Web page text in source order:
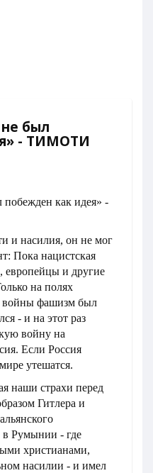
был
- ТИМОТИ
и насилия, он не мог
Пока нацистская
европейцы и другие
на полях
войны фашизм был
- и на этот раз
войну на
Если Россия
утешатся.
наши страхи перед
Гитлера и
в Румынии - где
христианами,
насилии - и имел